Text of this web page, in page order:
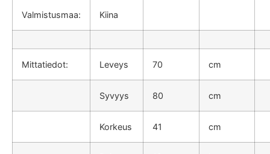
Valmistusmaa: Kiina
Mittatiedot: Leveys 70 cm
Syvyys 80 cm
Korkeus 41 cm